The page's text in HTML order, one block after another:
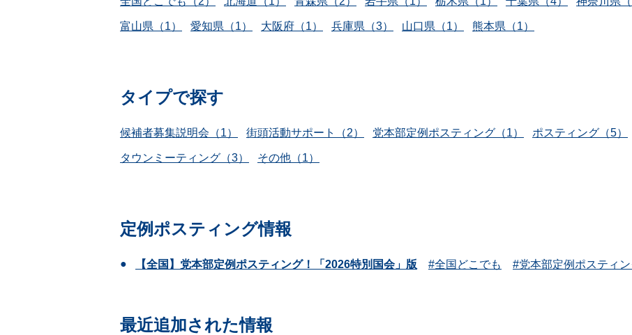
富山県（1） 愛知県（1） 大阪府（1） 兵庫県（3） 山口県（1） 熊本県（1）
タイプで探す
候補者募集説明会（1） 街頭活動サポート（2） 党本部定例ポスティング（1） ポスティング（5）
タウンミーティング（3） その他（1）
定例ポスティング情報
【全国】党本部定例ポスティング！「2026特別国会」版 全国どこでも 党本部定例ポスティ
最近追加された情報